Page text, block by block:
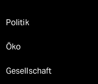
Politik
Öko
Gesellschaft